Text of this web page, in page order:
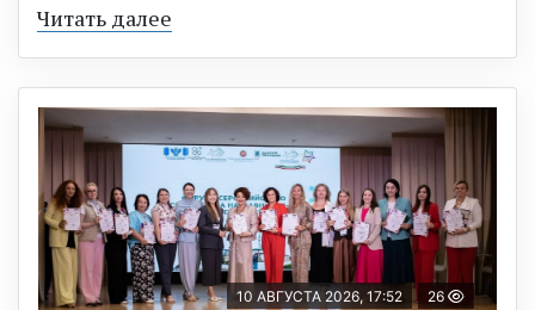
Читать далее
10 АВГУСТА 2026, 17:52 26